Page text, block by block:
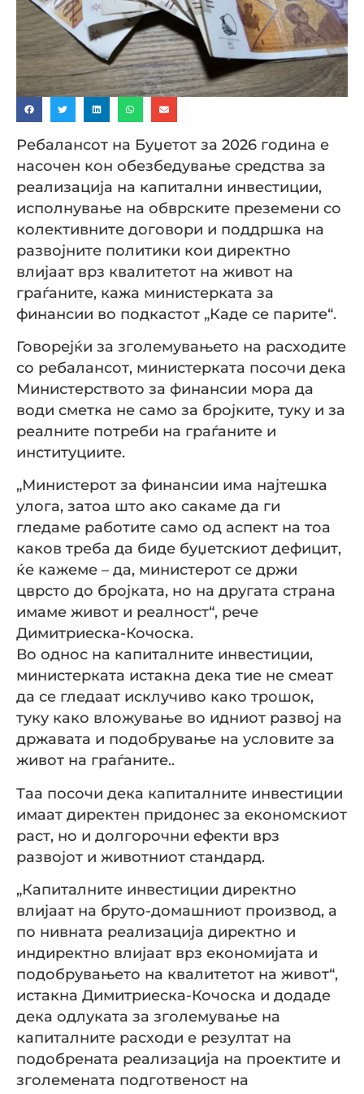
Ребалансот на Буџетот за 2026 година е
насочен кон обезбедување средства за
реализација на капитални инвестиции,
исполнување на обврските преземени со
колективните договори и поддршка на
развојните политики кои директно
влијаат врз квалитетот на живот на
граѓаните, кажа министерката за
финансии во подкастот „Каде се парите“.
Говорејќи за зголемувањето на расходите
со ребалансот, министерката посочи дека
Министерството за финансии мора да
води сметка не само за бројките, туку и за
реалните потреби на граѓаните и
институциите.
„Министерот за финансии има најтешка
улога, затоа што ако сакаме да ги
гледаме работите само од аспект на тоа
каков треба да биде буџетскиот дефицит,
ќе кажеме – да, министерот се држи
цврсто до бројката, но на другата страна
имаме живот и реалност“, рече
Димитриеска-Кочоска.
Во однос на капиталните инвестиции,
министерката истакна дека тие не смеат
да се гледаат исклучиво како трошок,
туку како вложување во идниот развој на
државата и подобрување на условите за
живот на граѓаните..
Таа посочи дека капиталните инвестиции
имаат директен придонес за економскиот
раст, но и долгорочни ефекти врз
развојот и животниот стандард.
„Капиталните инвестиции директно
влијаат на бруто-домашниот производ, а
по нивната реализација директно и
индиректно влијаат врз економијата и
подобрувањето на квалитетот на живот“,
истакна Димитриеска-Кочоска и додаде
дека одлуката за зголемување на
капиталните расходи е резултат на
подобрената реализација на проектите и
зголемената подготвеност на